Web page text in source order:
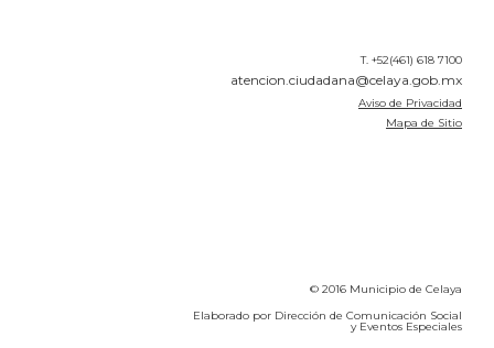
T. +52(461) 618 7100
atencion.ciudadana@celaya.gob.mx
Aviso de Privacidad
Mapa de Sitio
© 2016 Municipio de Celaya
Elaborado por Dirección de Comunicación Social
y Eventos Especiales